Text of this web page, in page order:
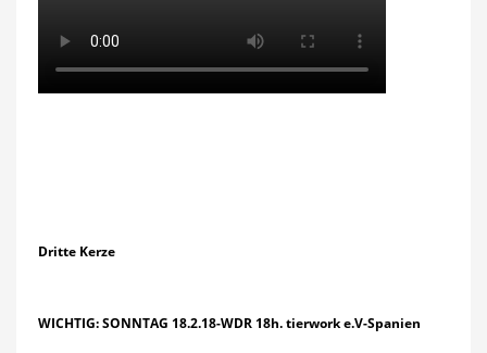
Dritte Kerze
WICHTIG: SONNTAG 18.2.18-WDR 18h. tierwork e.V-Spanien